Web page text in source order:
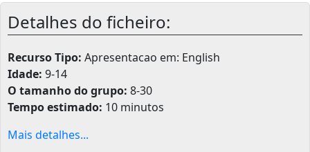
Detalhes do ficheiro:
Recurso Tipo: Apresentacao em: English
Idade: 9-14
O tamanho do grupo: 8-30
Tempo estimado: 10 minutos
Mais detalhes...